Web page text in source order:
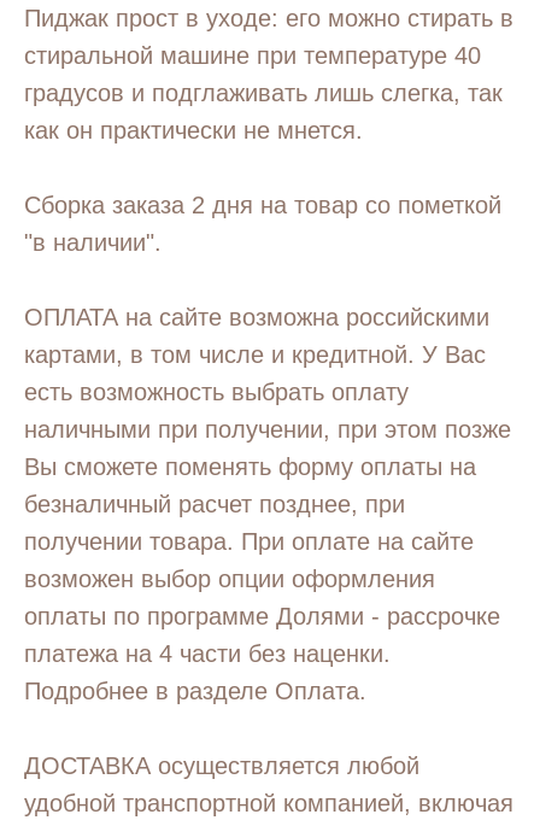
Пиджак прост в уходе: его можно стирать в
стиральной машине при температуре 40
градусов и подглаживать лишь слегка, так
как он практически не мнется.
Сборка заказа 2 дня на товар со пометкой
"в наличии".
ОПЛАТА на сайте возможна российскими
картами, в том числе и кредитной. У Вас
есть возможность выбрать оплату
наличными при получении, при этом позже
Вы сможете поменять форму оплаты на
безналичный расчет позднее, при
получении товара. При оплате на сайте
возможен выбор опции оформления
оплаты по программе Долями - рассрочке
платежа на 4 части без наценки.
Подробнее в разделе Оплата.
ДОСТАВКА осуществляется любой
удобной транспортной компанией, включая